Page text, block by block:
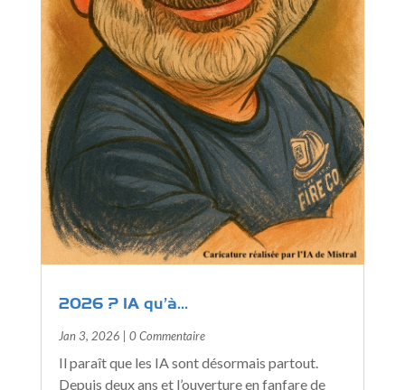
2026 ? IA qu’à…
Jan 3, 2026 | 0 Commentaire
Il paraît que les IA sont désormais partout.
Depuis deux ans et l’ouverture en fanfare de